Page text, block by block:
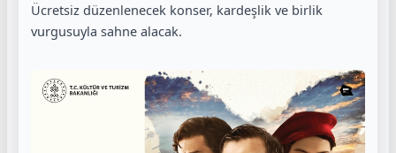
Ücretsiz düzenlenecek konser, kardeşlik ve birlik
vurgusuyla sahne alacak.